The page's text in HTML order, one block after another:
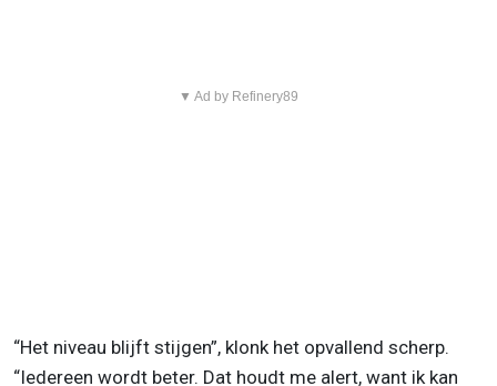
▼ Ad by Refinery89
“Het niveau blijft stijgen”, klonk het opvallend scherp.
“Iedereen wordt beter. Dat houdt me alert, want ik kan